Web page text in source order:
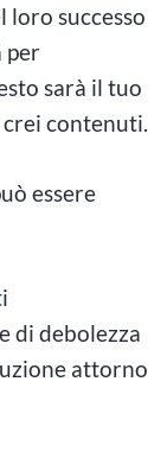
loro successo
per
sarà il tuo
contenuti.
essere
di debolezza
attorno